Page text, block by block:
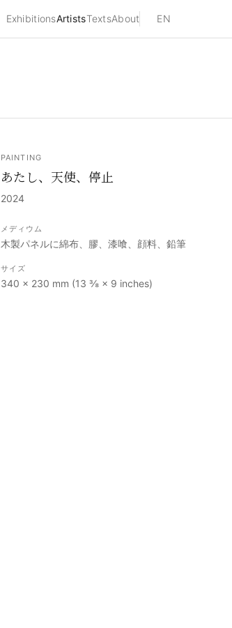
ExhibitionsArtistsTextsAbout EN
PAINTING
あたし、天使、停止
2024
メディウム
木製パネルに綿布、膠、漆喰、顔料、鉛筆
サイズ
340 × 230 mm (13 ⅜ × 9 inches)